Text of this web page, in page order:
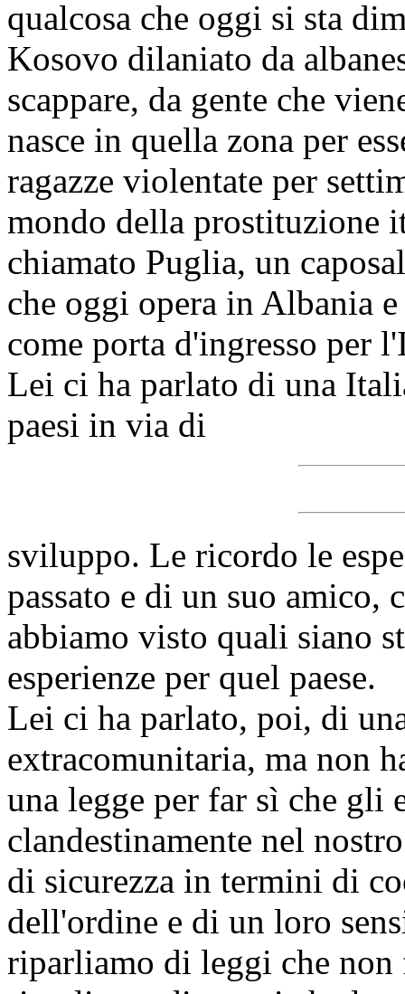
qualcosa che oggi si sta
Kosovo dilaniato da
scappare, da gente che
nasce in quella zona per
ragazze violentate per
mondo della prostituzione
chiamato Puglia, un
che oggi opera in Albania
come porta d'ingresso per
Lei ci ha parlato di una
paesi in via di
sviluppo. Le ricordo le
passato e di un suo
abbiamo visto quali siano
esperienze per quel paese.
Lei ci ha parlato, poi, di
extracomunitaria, ma non
una legge per far sì che gli
clandestinamente nel
di sicurezza in termini di
dell'ordine e di un loro
riparliamo di leggi che